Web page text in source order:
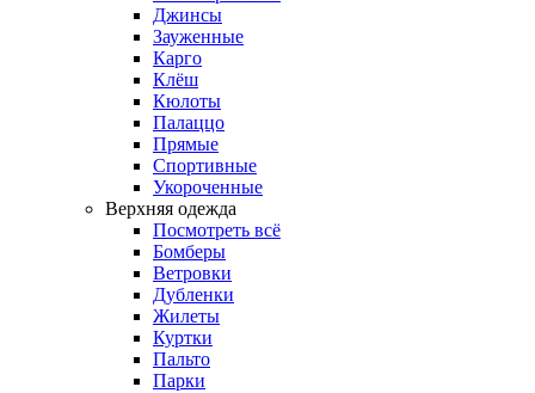
Джинсы
Зауженные
Карго
Клёш
Кюлоты
Палаццо
Прямые
Спортивные
Укороченные
Верхняя одежда
Посмотреть всё
Бомберы
Ветровки
Дубленки
Жилеты
Куртки
Пальто
Парки